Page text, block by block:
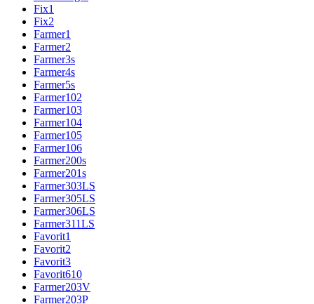
Fix1
Fix2
Farmer1
Farmer2
Farmer3s
Farmer4s
Farmer5s
Farmer102
Farmer103
Farmer104
Farmer105
Farmer106
Farmer200s
Farmer201s
Farmer303LS
Farmer305LS
Farmer306LS
Farmer311LS
Favorit1
Favorit2
Favorit3
Favorit610
Farmer203V
Farmer203P